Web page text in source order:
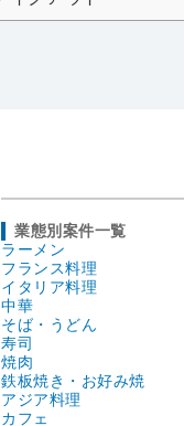
業態別案件一覧
ラーメン
フランス料理
イタリア料理
中華
そば・うどん
寿司
焼肉
鉄板焼き・お好み焼
アジア料理
カフェ